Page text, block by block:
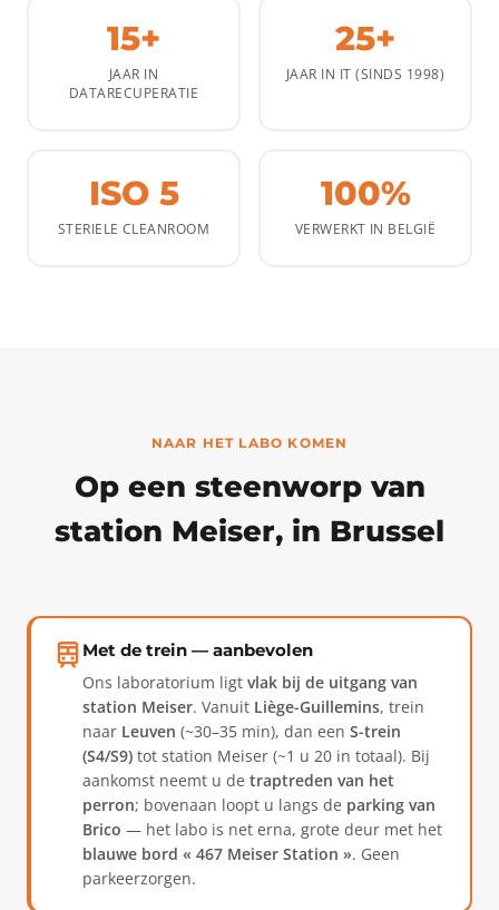
15+
JAAR IN
DATARECUPERATIE
25+
JAAR IN IT (SINDS 1998)
ISO 5
STERIELE CLEANROOM
100%
VERWERKT IN BELGIË
NAAR HET LABO KOMEN
Op een steenworp van
station Meiser, in Brussel
Met de trein — aanbevolen
Ons laboratorium ligt vlak bij de uitgang van
station Meiser. Vanuit Liège-Guillemins, trein
naar Leuven (~30–35 min), dan een S-trein
(S4/S9) tot station Meiser (~1 u 20 in totaal). Bij
aankomst neemt u de traptreden van het
perron; bovenaan loopt u langs de parking van
Brico — het labo is net erna, grote deur met het
blauwe bord « 467 Meiser Station ». Geen
parkeerzorgen.